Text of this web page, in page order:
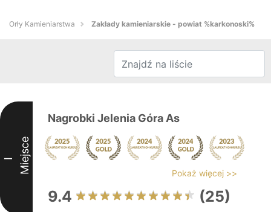
Orły Kamieniarstwa Zakłady kamieniarskie - powiat %karkonoski%
I Miejsce
Nagrobki Jelenia Góra As
Pokaż więcej >>
9.4 (25)